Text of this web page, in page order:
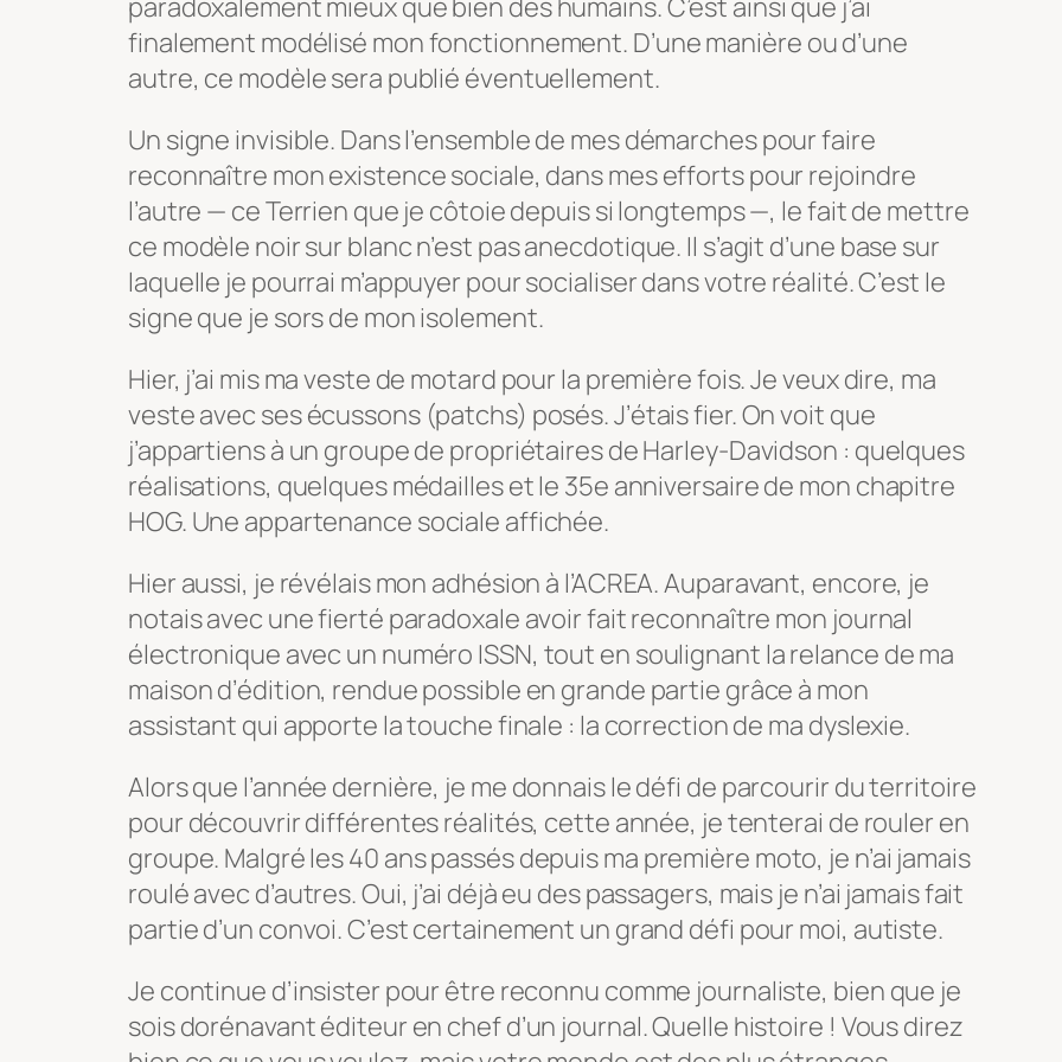
paradoxalement mieux que bien des humains. C’est ainsi que j’ai
finalement modélisé mon fonctionnement. D’une manière ou d’une
autre, ce modèle sera publié éventuellement.
Un signe invisible. Dans l’ensemble de mes démarches pour faire
reconnaître mon existence sociale, dans mes efforts pour rejoindre
l’autre — ce Terrien que je côtoie depuis si longtemps —, le fait de mettre
ce modèle noir sur blanc n’est pas anecdotique. Il s’agit d’une base sur
laquelle je pourrai m’appuyer pour socialiser dans votre réalité. C’est le
signe que je sors de mon isolement.
Hier, j’ai mis ma veste de motard pour la première fois. Je veux dire, ma
veste avec ses écussons (patchs) posés. J’étais fier. On voit que
j’appartiens à un groupe de propriétaires de Harley-Davidson : quelques
réalisations, quelques médailles et le 35e anniversaire de mon chapitre
HOG. Une appartenance sociale affichée.
Hier aussi, je révélais mon adhésion à l’ACREA. Auparavant, encore, je
notais avec une fierté paradoxale avoir fait reconnaître mon journal
électronique avec un numéro ISSN, tout en soulignant la relance de ma
maison d’édition, rendue possible en grande partie grâce à mon
assistant qui apporte la touche finale : la correction de ma dyslexie.
Alors que l’année dernière, je me donnais le défi de parcourir du territoire
pour découvrir différentes réalités, cette année, je tenterai de rouler en
groupe. Malgré les 40 ans passés depuis ma première moto, je n’ai jamais
roulé avec d’autres. Oui, j’ai déjà eu des passagers, mais je n’ai jamais fait
partie d’un convoi. C’est certainement un grand défi pour moi, autiste.
Je continue d’insister pour être reconnu comme journaliste, bien que je
sois dorénavant éditeur en chef d’un journal. Quelle histoire ! Vous direz